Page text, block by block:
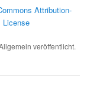
Attribution-
License
veröffentlicht.